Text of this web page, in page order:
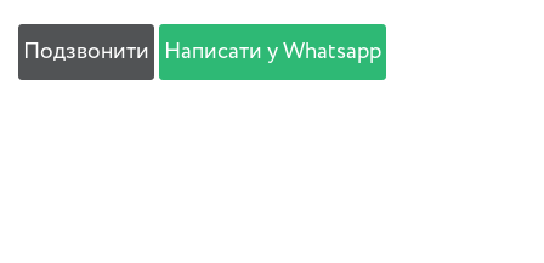
Подзвонити Написати у Whatsapp